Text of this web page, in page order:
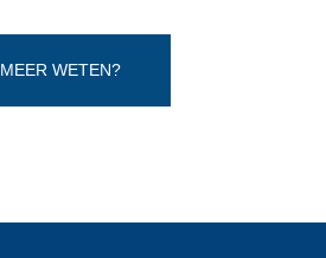
MEER WETEN?